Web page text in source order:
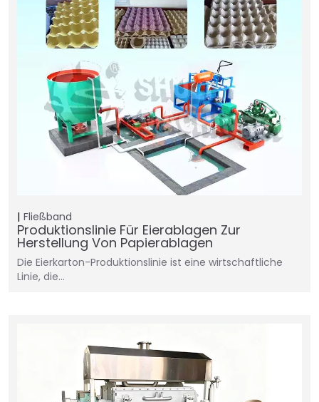
Fließband
Produktionslinie Für Eierablagen Zur
Herstellung Von Papierablagen
Die Eierkarton-Produktionslinie ist eine wirtschaftliche
Linie, die...